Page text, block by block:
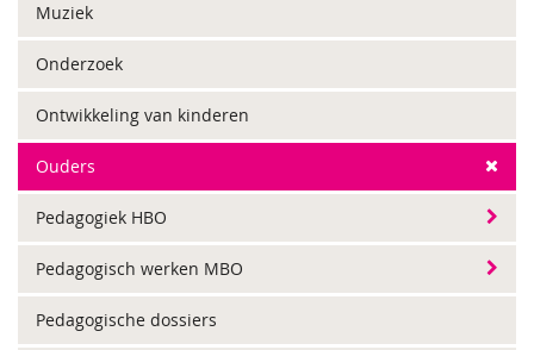
Muziek
Onderzoek
Ontwikkeling van kinderen
Ouders
Pedagogiek HBO
Pedagogisch werken MBO
Pedagogische dossiers